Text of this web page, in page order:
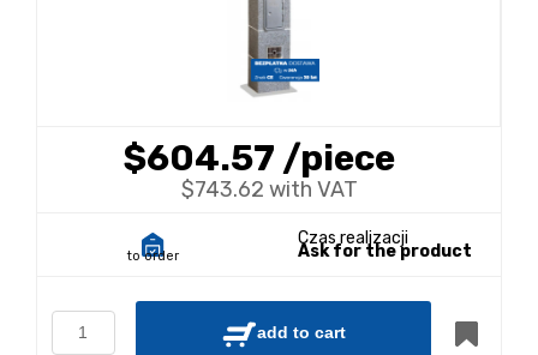
$604.57 /piece
$743.62 with VAT
to order
Czas realizacji
Ask for the product
add to cart